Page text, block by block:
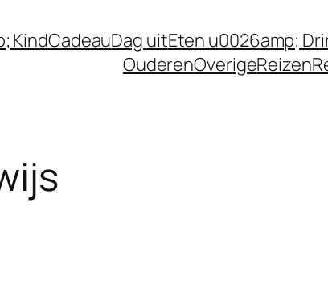
KindCadeauDag uitEten u0026amp;
OuderenOverigeReizen